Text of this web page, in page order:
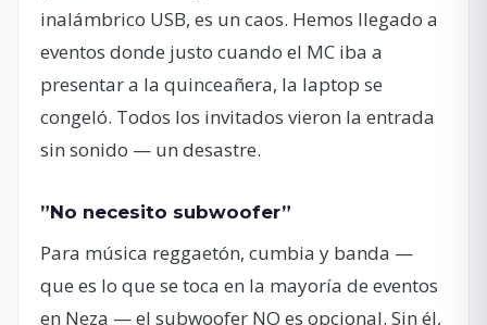
inalámbrico USB, es un caos. Hemos llegado a
eventos donde justo cuando el MC iba a
presentar a la quinceañera, la laptop se
congeló. Todos los invitados vieron la entrada
sin sonido — un desastre.
”No necesito subwoofer”
Para música reggaetón, cumbia y banda —
que es lo que se toca en la mayoría de eventos
en Neza — el subwoofer NO es opcional. Sin él,